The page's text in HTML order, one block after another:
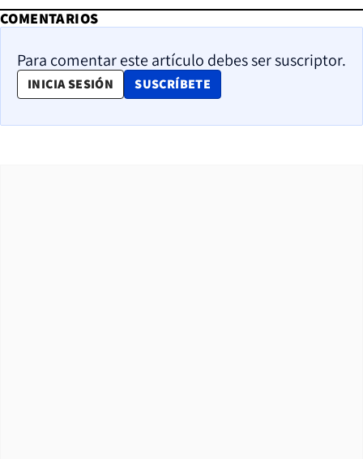
COMENTARIOS
Para comentar este artículo debes ser suscriptor.
INICIA SESIÓN SUSCRÍBETE
OPENS IN NEW WINDOW